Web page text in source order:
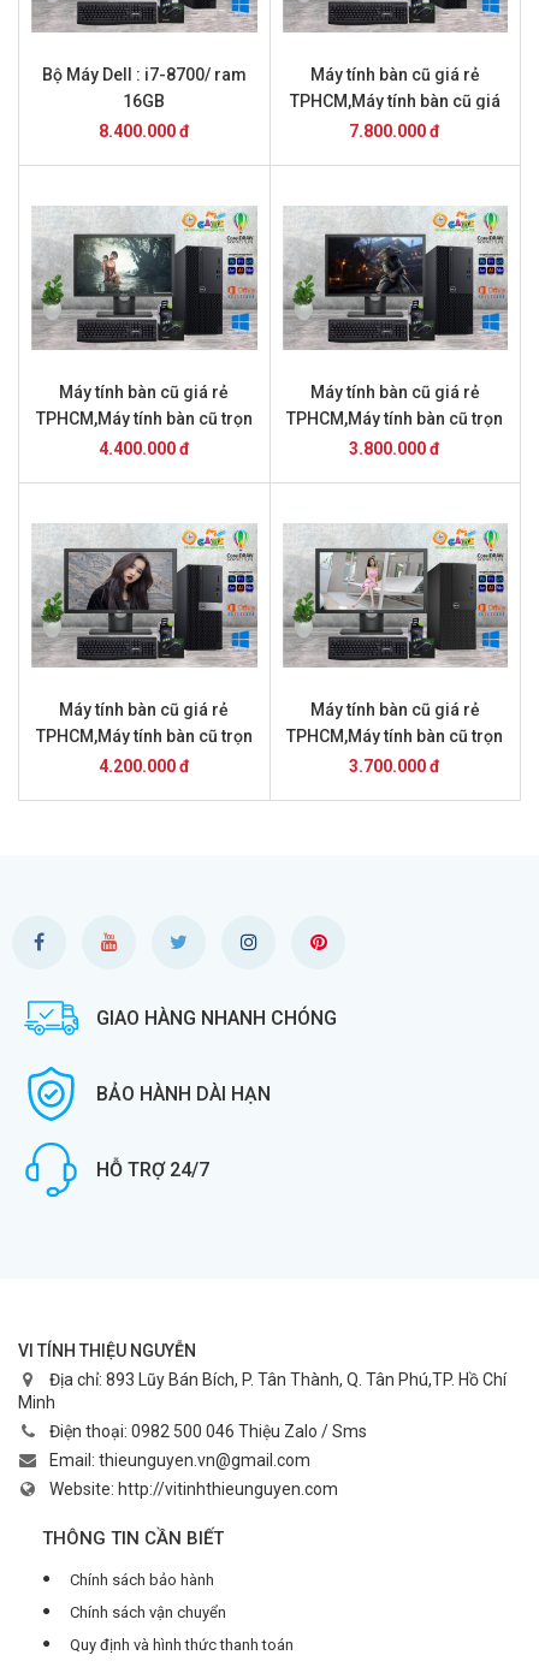
Bộ Máy Dell : i7-8700/ ram
16GB
8.400.000 đ
Máy tính bàn cũ giá rẻ
TPHCM,Máy tính bàn cũ giá
rẻ TPHCM,Máy tính bàn cũ
7.800.000 đ
Máy tính bàn cũ giá rẻ
TPHCM,Máy tính bàn cũ trọn
bộ giá 4.2 triệu Máy tính bàn
4.400.000 đ
Máy tính bàn cũ giá rẻ
TPHCM,Máy tính bàn cũ trọn
bộ giá 3,8 triệu
3.800.000 đ
Máy tính bàn cũ giá rẻ
TPHCM,Máy tính bàn cũ trọn
bộ giá 4.2 triệu
4.200.000 đ
Máy tính bàn cũ giá rẻ
TPHCM,Máy tính bàn cũ trọn
bộ giá 3,7 triệu
3.700.000 đ
GIAO HÀNG NHANH CHÓNG
BẢO HÀNH DÀI HẠN
HỖ TRỢ 24/7
VI TÍNH THIỆU NGUYỄN
Địa chỉ: 893 Lũy Bán Bích, P. Tân Thành, Q. Tân Phú,TP. Hồ Chí
Minh
Điện thoại: 0982 500 046 Thiệu Zalo / Sms
Email: thieunguyen.vn@gmail.com
Website: http://vitinhthieunguyen.com
THÔNG TIN CẦN BIẾT
Chính sách bảo hành
Chính sách vận chuyển
Quy định và hình thức thanh toán